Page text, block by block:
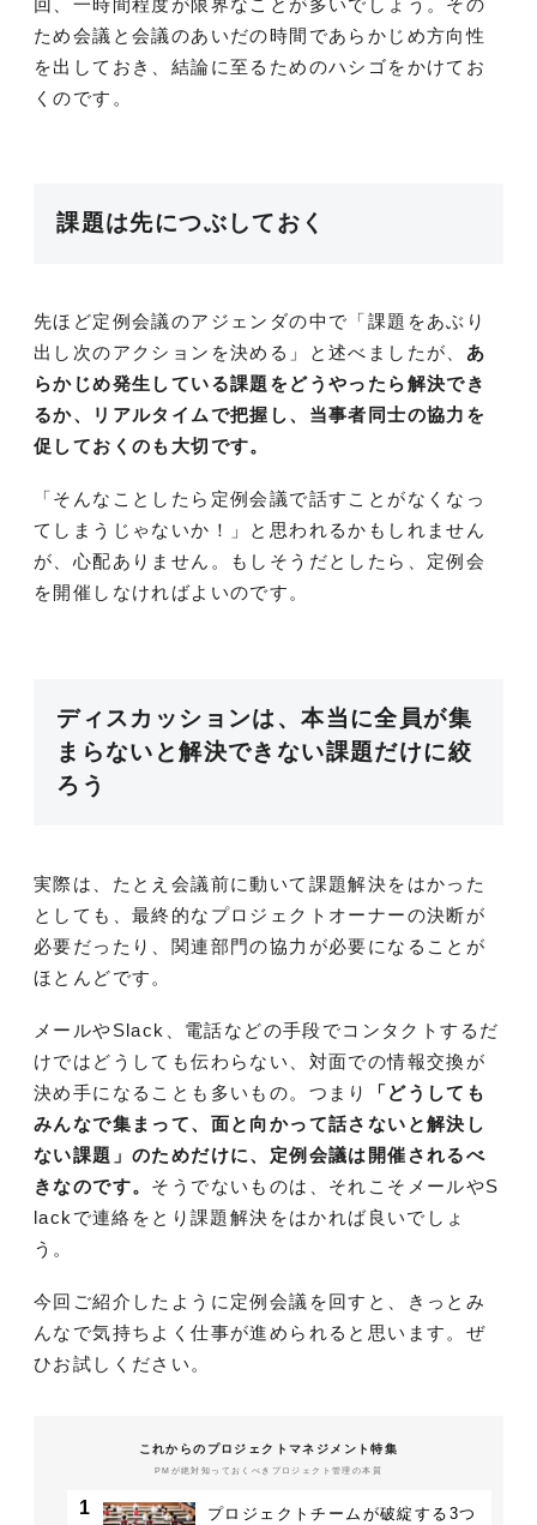
ため会議と会議のあいだの時間であらかじめ方向性
を出しておき、結論に至るためのハシゴをかけてお
くのです。
課題は先につぶしておく
先ほど定例会議のアジェンダの中で「課題をあぶり
出し次のアクションを決める」と述べましたが、 あ
らかじめ発生している課題をどうやったら解決でき
るか、リアルタイムで把握し、当事者同士の協力を
促しておくのも大切です。
「そんなことしたら定例会議で話すことがなくなっ
てしまうじゃないか！」と思われるかもしれません
が、心配ありません。もしそうだとしたら、定例会
を開催しなければよいのです。
ディスカッションは、本当に全員が集
まらないと解決できない課題だけに絞
ろう
実際は、たとえ会議前に動いて課題解決をはかった
としても、最終的なプロジェクトオーナーの決断が
必要だったり、関連部門の協力が必要になることが
ほとんどです。
メールやSlack、電話などの手段でコンタクトするだ
けではどうしても伝わらない、対面での情報交換が
決め手になることも多いもの。つまり
「どうしても
みんなで集まって、面と向かって話さないと解決し
ない課題」のためだけに、定例会議は開催されるべ
きなのです。 そうでないものは、それこそメールやS
lackで連絡をとり課題解決をはかれば良いでしょ
う。
今回ご紹介したように定例会議を回すと、きっとみ
んなで気持ちよく仕事が進められると思います。ぜ
ひお試しください。
これからのプロジェクトマネジメント特集
PMが絶対知っておくべきプロジェクト管理の本質
1
プロジェクトチームが破綻する3つ